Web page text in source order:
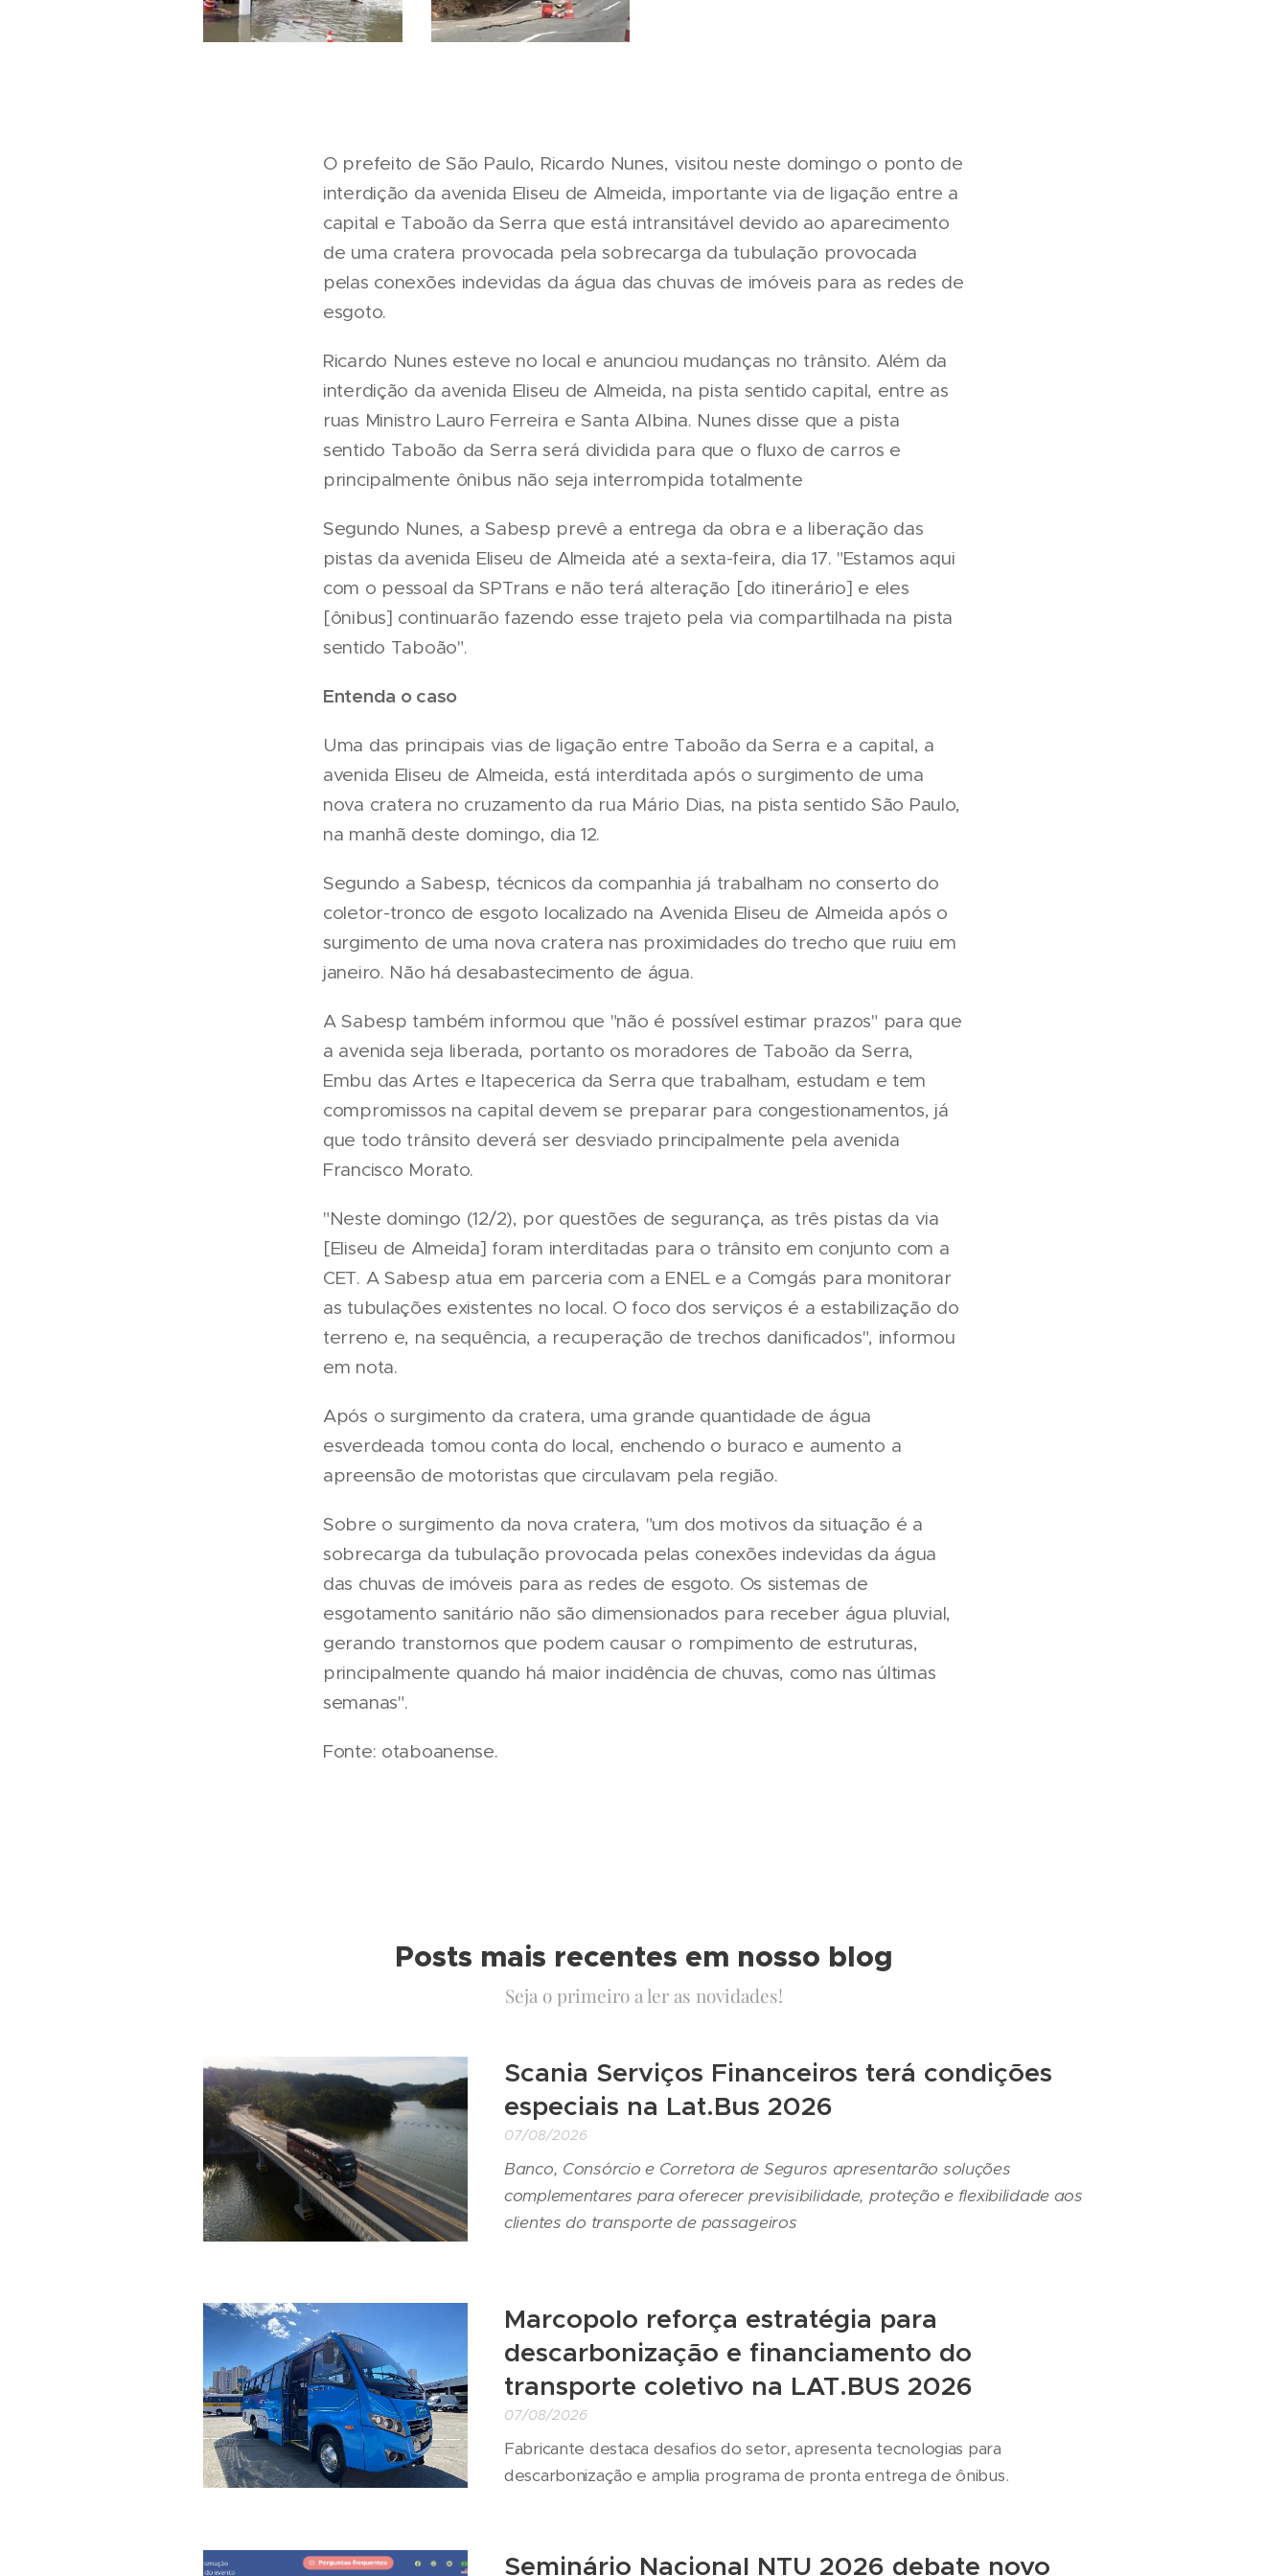
O prefeito de São Paulo, Ricardo Nunes, visitou neste domingo o ponto de
interdição da avenida Eliseu de Almeida, importante via de ligação entre a
capital e Taboão da Serra que está intransitável devido ao aparecimento
de uma cratera provocada pela sobrecarga da tubulação provocada
pelas conexões indevidas da água das chuvas de imóveis para as redes de
esgoto.
Ricardo Nunes esteve no local e anunciou mudanças no trânsito. Além da
interdição da avenida Eliseu de Almeida, na pista sentido capital, entre as
ruas Ministro Lauro Ferreira e Santa Albina. Nunes disse que a pista
sentido Taboão da Serra será dividida para que o fluxo de carros e
principalmente ônibus não seja interrompida totalmente
Segundo Nunes, a Sabesp prevê a entrega da obra e a liberação das
pistas da avenida Eliseu de Almeida até a sexta-feira, dia 17. "Estamos aqui
com o pessoal da SPTrans e não terá alteração [do itinerário] e eles
[ônibus] continuarão fazendo esse trajeto pela via compartilhada na pista
sentido Taboão".
Entenda o caso
Uma das principais vias de ligação entre Taboão da Serra e a capital, a
avenida Eliseu de Almeida, está interditada após o surgimento de uma
nova cratera no cruzamento da rua Mário Dias, na pista sentido São Paulo,
na manhã deste domingo, dia 12.
Segundo a Sabesp, técnicos da companhia já trabalham no conserto do
coletor-tronco de esgoto localizado na Avenida Eliseu de Almeida após o
surgimento de uma nova cratera nas proximidades do trecho que ruiu em
janeiro. Não há desabastecimento de água.
A Sabesp também informou que "não é possível estimar prazos" para que
a avenida seja liberada, portanto os moradores de Taboão da Serra,
Embu das Artes e Itapecerica da Serra que trabalham, estudam e tem
compromissos na capital devem se preparar para congestionamentos, já
que todo trânsito deverá ser desviado principalmente pela avenida
Francisco Morato.
"Neste domingo (12/2), por questões de segurança, as três pistas da via
[Eliseu de Almeida] foram interditadas para o trânsito em conjunto com a
CET. A Sabesp atua em parceria com a ENEL e a Comgás para monitorar
as tubulações existentes no local. O foco dos serviços é a estabilização do
terreno e, na sequência, a recuperação de trechos danificados", informou
em nota.
Após o surgimento da cratera, uma grande quantidade de água
esverdeada tomou conta do local, enchendo o buraco e aumento a
apreensão de motoristas que circulavam pela região.
Sobre o surgimento da nova cratera, "um dos motivos da situação é a
sobrecarga da tubulação provocada pelas conexões indevidas da água
das chuvas de imóveis para as redes de esgoto. Os sistemas de
esgotamento sanitário não são dimensionados para receber água pluvial,
gerando transtornos que podem causar o rompimento de estruturas,
principalmente quando há maior incidência de chuvas, como nas últimas
semanas".
Fonte: otaboanense.
Posts mais recentes em nosso blog
Seja o primeiro a ler as novidades!
Scania Serviços Financeiros terá condições
especiais na Lat.Bus 2026
07/08/2026
Banco, Consórcio e Corretora de Seguros apresentarão soluções
complementares para oferecer previsibilidade, proteção e flexibilidade aos
clientes do transporte de passageiros
Marcopolo reforça estratégia para
descarbonização e financiamento do
transporte coletivo na LAT.BUS 2026
07/08/2026
Fabricante destaca desafios do setor, apresenta tecnologias para
descarbonização e amplia programa de pronta entrega de ônibus.
Seminário Nacional NTU 2026 debate novo